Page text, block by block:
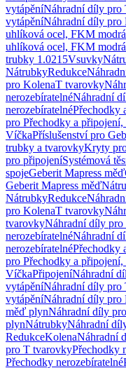
vytápěníNáhradní díly pro
vytápěníNáhradní díly pro
uhlíková ocel, FKM modrá
uhlíková ocel, FKM modrá
trubky 1.0215Vsuvky
NátrubkyRedukce
pro KolenaT tvarovky
nerozebíratelnéNáhradní
nerozebíratelnéPřechodky
pro Přechodky a připojení,
VíčkaPříslušenství pro
trubky a tvarovkyKryty
pro připojeníSystémová
spojeGeberit Mapress měď
Geberit Mapress měď
NátrubkyRedukce
pro KolenaT tvarovky
tvarovkyNáhradní díly
nerozebíratelnéNáhradní
nerozebíratelnéPřechodky
pro Přechodky a připojení,
VíčkaPřipojeníNáhradní
vytápěníNáhradní díly pro
vytápěníNáhradní díly pro
měď plynNáhradní díly
plynNátrubkyNáhradní
RedukceKolenaNáhradní
pro T tvarovkyPřechodky
Přechodky nerozebíratelné